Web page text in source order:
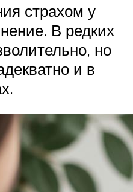
страхом у
В редких
но
и в